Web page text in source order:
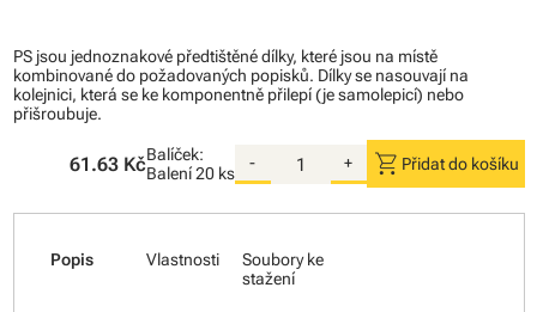
PS jsou jednoznakové předtištěné dílky, které jsou na místě
kombinované do požadovaných popisků. Dílky se nasouvají na
kolejnici, která se ke komponentně přilepí (je samolepicí) nebo
přišroubuje.
61.63 KčBalíček:
Balení20 ks
- + shopping_cart Přidat do košíku
Popis Vlastnosti
Soubory ke
stažení